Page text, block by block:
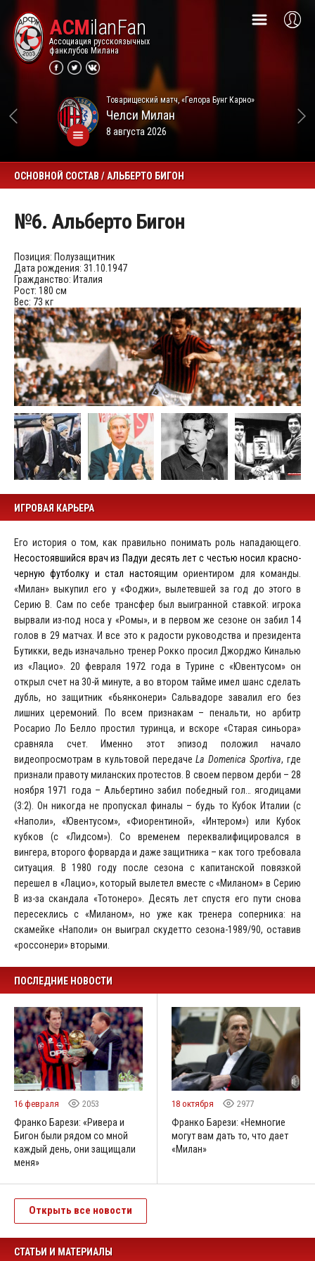
ACMilanFan
Ассоциация русскоязычных
фанклубов Милана
Товарищеский матч, «Гелора Бунг Карно»
ЧелсиМилан
8 августа 2026
ОСНОВНОЙ СОСТАВ / АЛЬБЕРТО БИГОН
№6. Альберто Бигон
Позиция: Полузащитник
Дата рождения: 31.10.1947
Гражданство: Италия
Рост: 180 см
Вес: 73 кг
ИГРОВАЯ КАРЬЕРА
Его история о том, как правильно понимать роль нападающего.
Несостоявшийся врач из Падуи десять лет с честью носил красно-
черную футболку и стал настоящим ориентиром для команды.
«Милан» выкупил его у «Фоджи», вылетевшей за год до этого в
Серию B. Сам по себе трансфер был выигранной ставкой: игрока
вырвали из-под носа у «Ромы», и в первом же сезоне он забил 14
голов в 29 матчах. И все это к радости руководства и президента
Бутикки, ведь изначально тренер Рокко просил Джорджо Киналью
из «Лацио». 20 февраля 1972 года в Турине с «Ювентусом» он
открыл счет на 30-й минуте, а во втором тайме имел шанс сделать
дубль, но защитник «бьянконери» Сальвадоре завалил его без
лишних церемоний. По всем признакам – пенальти, но арбитр
Росарио Ло Белло простил туринца, и вскоре «Старая синьора»
сравняла счет. Именно этот эпизод положил начало
видеопросмотрам в культовой передачеLa Domenica Sportiva, где
признали правоту миланских протестов. В своем первом дерби – 28
ноября 1971 года – Альбертино забил победный гол… ягодицами
(3:2). Он никогда не пропускал финалы – будь то Кубок Италии (с
«Наполи», «Ювентусом», «Фиорентиной», «Интером») или Кубок
кубков (с «Лидсом»). Со временем переквалифицировался в
вингера, второго форварда и даже защитника – как того требовала
ситуация. В 1980 году после сезона с капитанской повязкой
перешел в «Лацио», который вылетел вместе с «Миланом» в Серию
B из-за скандала «Тотонеро». Десять лет спустя его пути снова
пересеклись с «Миланом», но уже как тренера соперника: на
скамейке «Наполи» он выиграл скудетто сезона-1989/90, оставив
«россонери» вторыми.
ПОСЛЕДНИЕ НОВОСТИ
16 февраля 2053
Франко Барези: «Ривера и
Бигон были рядом со мной
каждый день, они защищали
меня»
18 октября 2977
Франко Барези: «Немногие
могут вам дать то, что дает
«Милан»
Открыть все новости
СТАТЬИ И МАТЕРИАЛЫ